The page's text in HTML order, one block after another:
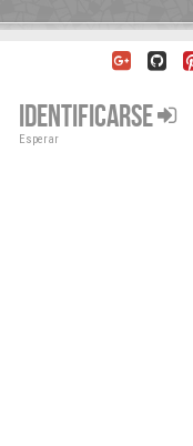
IDENTIFICARSE
Esperar